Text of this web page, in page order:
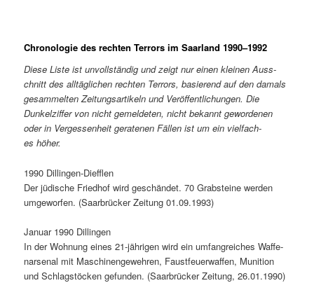
Chronologie des rechten Terrors im Saarland 1990–1992
Diese Liste ist unvoll­ständig und zeigt nur einen kleinen Auss­
chnitt des alltäglichen recht­en Ter­rors, basierend auf den damals
gesam­melten Zeitungsar­tikeln und Veröf­fentlichun­gen. Die
Dunkelz­if­fer von nicht gemelde­ten, nicht bekan­nt gewor­de­nen
oder in Vergessen­heit ger­ate­nen Fällen ist um ein vielfach­
es höher.
1990 Dillin­gen-Dief­flen
Der jüdis­che Fried­hof wird geschän­det. 70 Grab­steine wer­den
umge­wor­fen. (Saar­brück­er Zeitung 01.09.1993)
Jan­u­ar 1990 Dillin­gen
In der Woh­nung eines 21-jähri­gen wird ein umfan­gre­ich­es Waf­fe­
narse­nal mit Maschi­nengewehren, Faust­feuer­waf­fen, Muni­tion
und Schlagstöck­en gefun­den. (Saar­brück­er Zeitung, 26.01.1990)